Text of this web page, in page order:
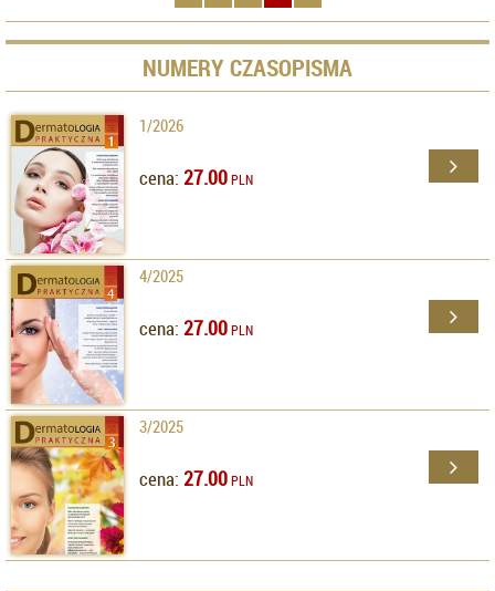
wyprodukowało szwajcarskie
konsorcjum farmaceutyczne
Novartis.
NUMERY CZASOPISMA
1/2026
cena: 27.00PLN
4/2025
cena: 27.00PLN
3/2025
cena: 27.00PLN